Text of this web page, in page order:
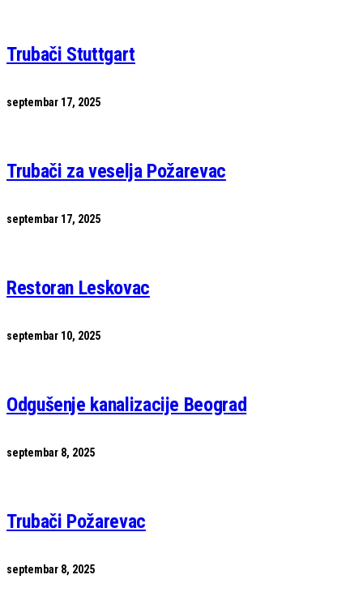
Trubači Stuttgart
septembar 17, 2025
Trubači za veselja Požarevac
septembar 17, 2025
Restoran Leskovac
septembar 10, 2025
Odgušenje kanalizacije Beograd
septembar 8, 2025
Trubači Požarevac
septembar 8, 2025